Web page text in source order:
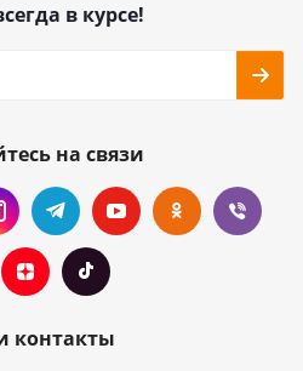
в курсе!
на связи
контакты